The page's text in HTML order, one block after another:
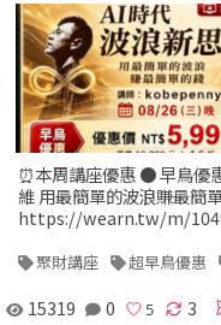
⏰本周講座優惠 ● 早鳥
維 用最簡單的波浪賺最簡
https://wearn.tw/m/
聚財講座 超早鳥優惠
15319 0 3